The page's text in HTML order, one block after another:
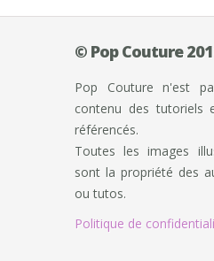
© Pop Couture
Pop Couture n'est
contenu des tutoriels
référencés.
Toutes les images
sont la propriété des
ou tutos.
Politique de